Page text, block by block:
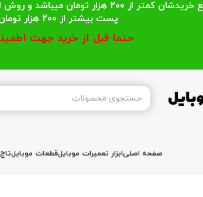
صفحه اصلیابزار تعمیرات موبایلقطعات موبایل
مشتریان محترمی که جمع خریدشان
پست بیشتر از 200 هزار تومان میباشد اگر به صرفه است خرید خود را انجام دهند.
حتما قبل از خرید جهت